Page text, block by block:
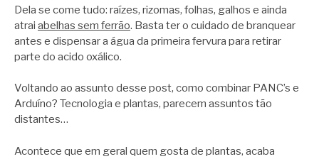
Dela se come tudo: raízes, rizomas, folhas, galhos e ainda
atrai abelhas sem ferrão. Basta ter o cuidado de branquear
antes e dispensar a água da primeira fervura para retirar
parte do acido oxálico.
Voltando ao assunto desse post, como combinar PANC’s e
Arduíno? Tecnologia e plantas, parecem assuntos tão
distantes…
Acontece que em geral quem gosta de plantas, acaba